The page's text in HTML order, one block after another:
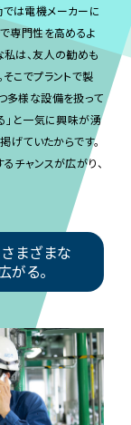
は電機メーカーに
専門性を高めるよ
私は、友人の勧めも
こでプラントで製
多様な設備を扱って
」と一気に興味が湧
げていたからです。
チャンスが広がり、
まざまな
がる。